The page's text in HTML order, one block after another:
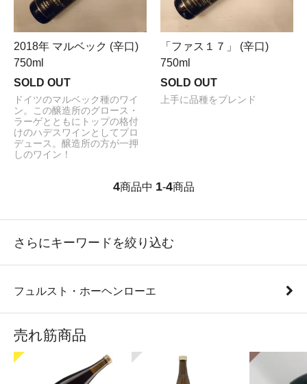
2018年 マルベック (辛口)
750ml
SOLD OUT
ドイツのマルベック種のワイ
ン。この醸造所のグロース・
ラーゲとともにトップの格付
けのハデスワインとしてプロ
デュース。醸造所の方が一押
しのワイン！
「ファス１７」 (辛口)
750ml
SOLD OUT
上手に品種をブレンド
4商品中 1-4商品
さらにキーワードを絞り込む
フュルスト・ホーヘンローエ
売れ筋商品